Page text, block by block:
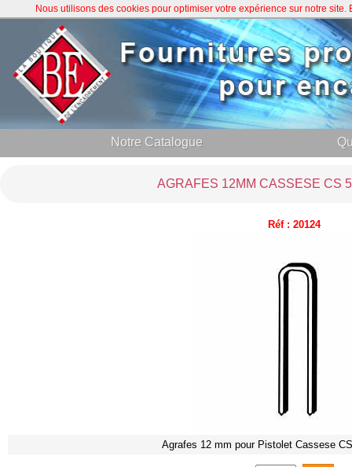
Notre Catalogue
AGRAFES 12MM CASSESE CS
Réf : 20124
Agrafes 12 mm pour Pistolet Cassese
Nous utilisons des cookies pour optimiser votre expérience sur notre